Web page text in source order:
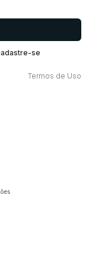
se
Termos de Uso